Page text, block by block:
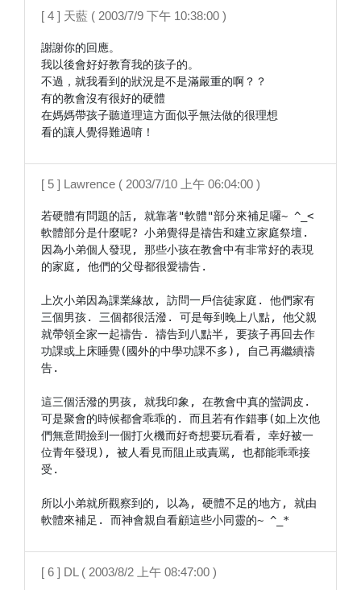
[ 4 ] 天藍 ( 2003/7/9 下午 10:38:00 )
謝謝你的回應。
我以後會好好教育我的孩子的。
不過，就我看到的狀況是不是滿嚴重的啊？？
有的教會沒有很好的硬體
在媽媽帶孩子聽道理這方面似乎無法做的很理想
[ 5 ] Lawrence ( 2003/7/10 上午 06:04:00 )
若硬體有問題的話, 就靠著"軟體"部分來補足囉~ ^_<
軟體部分是什麼呢? 小弟覺得是禱告和建立家庭祭壇.
因為小弟個人發現, 那些小孩在教會中有非常好的表現
的家庭, 他們的父母都很愛禱告.
上次小弟因為課業緣故, 訪問一戶信徒家庭. 他們家有
三個男孩. 三個都很活潑. 可是每到晚上八點, 他父親
就帶領全家一起禱告. 禱告到八點半, 要孩子再回去作
功課或上床睡覺(國外的中學功課不多), 自己再繼續禱
告.
這三個活潑的男孩, 就我印象, 在教會中真的蠻調皮.
可是聚會的時候都會乖乖的. 而且若有作錯事(如上次他
們無意間撿到一個打火機而好奇想要玩看看, 幸好被一
位青年發現), 被人看見而阻止或責罵, 也都能乖乖接
受.
所以小弟就所觀察到的, 以為, 硬體不足的地方, 就由
軟體來補足. 而神會親自看顧這些小同靈的~ ^_*
[ 6 ] DL ( 2003/8/2 上午 08:47:00 )